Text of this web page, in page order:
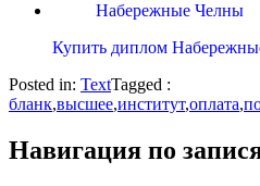
Купить диплом
Posted in: TextTagged :
бланк,высшее,институт,оплата,
Навигация по